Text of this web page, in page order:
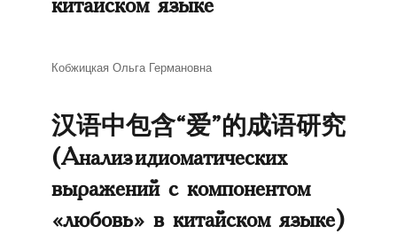
китайском языке
Автор
Кобжицкая Ольга Германовна
汉语中包含“爱”的成语研究
(Анализ идиоматических
выражений с компонентом
«любовь» в китайском языке)